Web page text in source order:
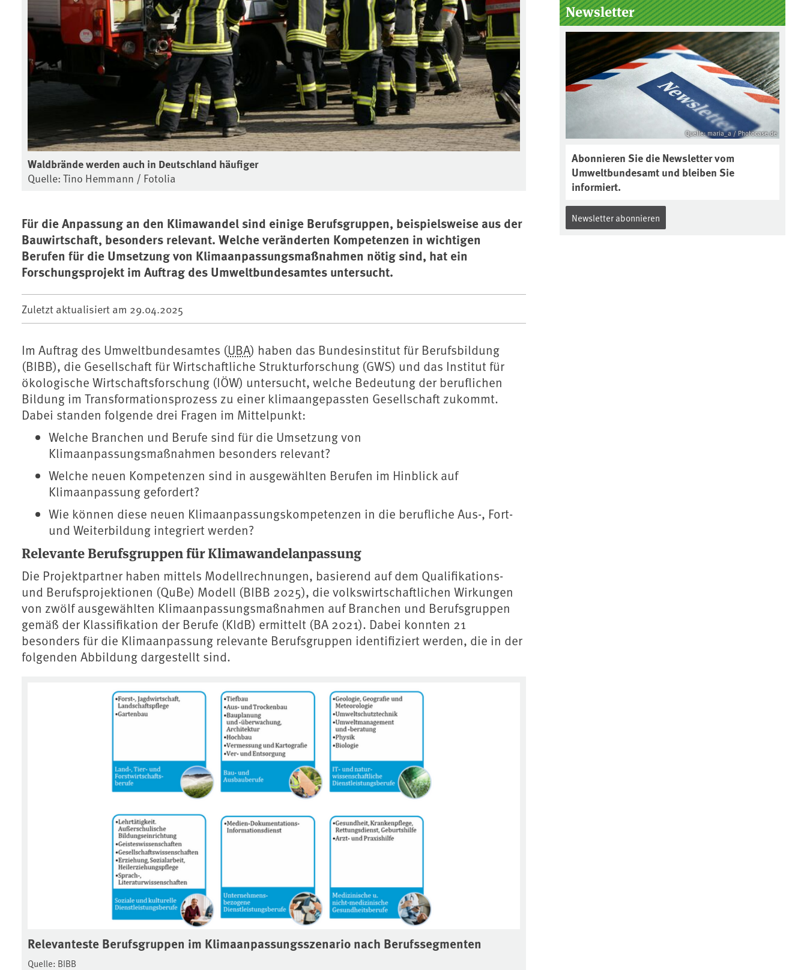
Waldbrände werden auch in Deutschland häufiger
Quelle: Tino Hemmann / Fotolia
Für die Anpassung an den Klimawandel sind einige Berufsgruppen, beispielsweise aus der
Bauwirtschaft, besonders relevant. Welche veränderten Kompetenzen in wichtigen
Berufen für die Umsetzung von Klimaanpassungsmaßnahmen nötig sind, hat ein
Forschungsprojekt im Auftrag des Umweltbundesamtes untersucht.
Zuletzt aktualisiert am 29.04.2025
Im Auftrag des Umweltbundesamtes (UBA) haben das Bundesinstitut für Berufsbildung
(BIBB), die Gesellschaft für Wirtschaftliche Strukturforschung (GWS) und das Institut für
ökologische Wirtschaftsforschung (IÖW) untersucht, welche Bedeutung der beruflichen
Bildung im Transformationsprozess zu einer klimaangepassten Gesellschaft zukommt.
Dabei standen folgende drei Fragen im Mittelpunkt:
Welche Branchen und Berufe sind für die Umsetzung von
Klimaanpassungsmaßnahmen besonders relevant?
Welche neuen Kompetenzen sind in ausgewählten Berufen im Hinblick auf
Klimaanpassung gefordert?
Wie können diese neuen Klimaanpassungskompetenzen in die berufliche Aus-, Fort-
und Weiterbildung integriert werden?
Relevante Berufsgruppen für Klimawandelanpassung
Die Projektpartner haben mittels Modellrechnungen, basierend auf dem Qualifikations-
und Berufsprojektionen (QuBe) Modell (BIBB 2025), die volkswirtschaftlichen Wirkungen
von zwölf ausgewählten Klimaanpassungsmaßnahmen auf Branchen und Berufsgruppen
gemäß der Klassifikation der Berufe (KldB) ermittelt (BA 2021). Dabei konnten 21
besonders für die Klimaanpassung relevante Berufsgruppen identifiziert werden, die in der
folgenden Abbildung dargestellt sind.
Relevanteste Berufsgruppen im Klimaanpassungsszenario nach Berufssegmenten
Quelle: BIBB
Newsletter
Quelle: maria_a / Photocase.de
Abonnieren Sie die Newsletter vom
Umweltbundesamt und bleiben Sie
informiert.
Newsletter abonnieren